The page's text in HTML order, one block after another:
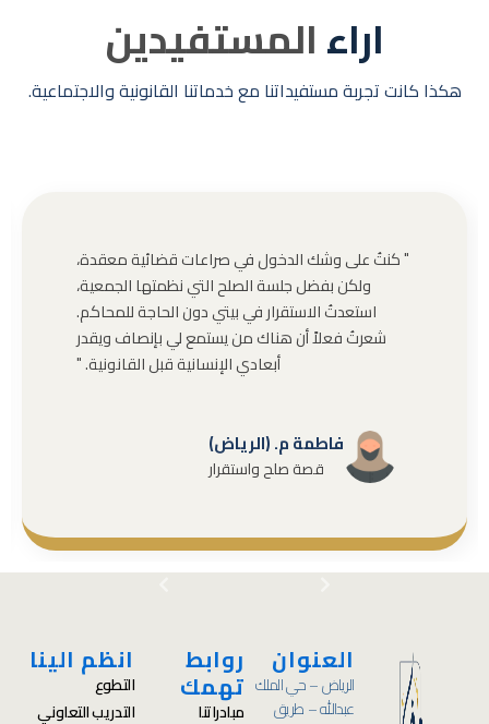
اراءالمستفيدين
هكذا كانت تجربة مستفيداتنا مع خدماتنا القانونية والاجتماعية.
" كنتُ على وشك الدخول في صراعات قضائية معقدة،
ولكن بفضل جلسة الصلح التي نظمتها الجمعية،
استعدتُ الاستقرار في بيتي دون الحاجة للمحاكم.
شعرتُ فعلاً أن هناك من يستمع لي بإنصاف ويقدر
أبعادي الإنسانية قبل القانونية. "
فاطمة م. (الرياض)
قصة صلح واستقرار
العنوان
الرياض – حي الملك
عبدالله – طريق
روابط
تهمك
مبادراتنا
انظم الينا
التطوع
التدريب التعاوني